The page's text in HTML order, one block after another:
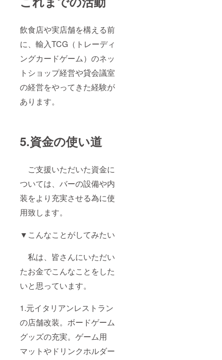
飲食店や実店舗を構える前
に、輸入TCG（トレーディ
ングカードゲーム）のネッ
トショップ経営や貸会議室
の経営をやってきた経験が
あります。
5.資金の使い道
ご支援いただいた資金に
ついては、バーの設備や内
装をより充実させる為に使
用致します。
▼こんなことがしてみたい
私は、皆さんにいただい
たお金でこんなことをした
いと思っています。
1.元イタリアンレストラン
の店舗改装。ボードゲーム
グッズの充実。ゲーム用
マットやドリンクホルダー